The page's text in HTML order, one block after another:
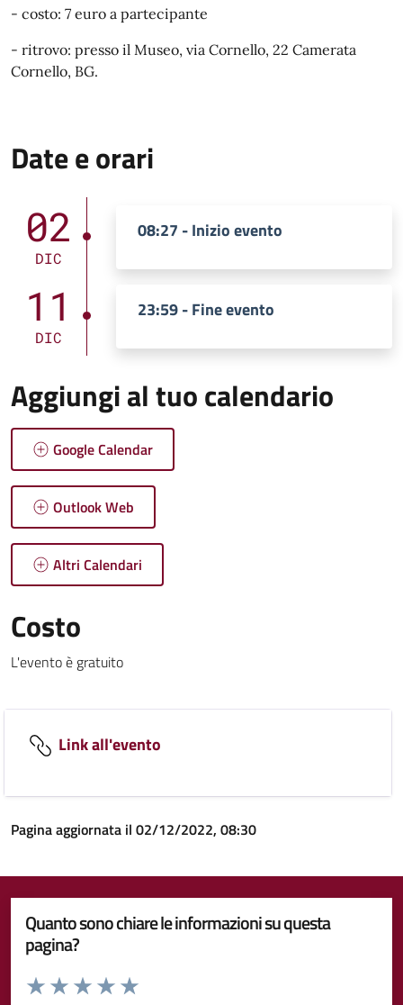
- costo: 7 euro a partecipante
- ritrovo: presso il Museo, via Cornello, 22 Camerata
Cornello, BG.
Date e orari
02
DIC
08:27 - Inizio evento
11
DIC
23:59 - Fine evento
Aggiungi al tuo calendario
Google Calendar
Outlook Web
Altri Calendari
Costo
L'evento è gratuito
Link all'evento
Pagina aggiornata il 02/12/2022, 08:30
Quanto sono chiare le informazioni su questa
pagina?
Valuta da 1 a 5 stelle la pagina